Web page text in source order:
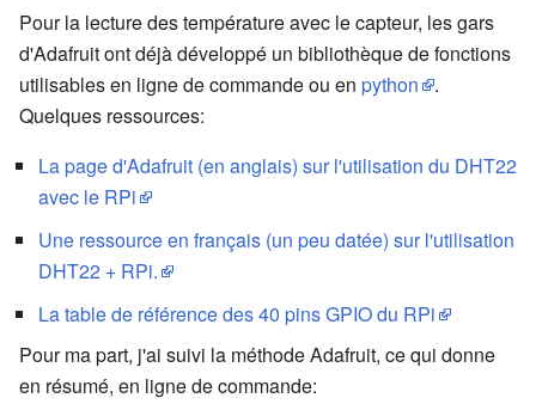
Pour la lecture des température avec le capteur, les gars
d'Adafruit ont déjà développé un bibliothèque de fonctions
utilisables en ligne de commande ou en python
.
Quelques ressources:
La page d'Adafruit (en anglais) sur l'utilisation du DHT22
avec le RPi
Une ressource en français (un peu datée) sur l'utilisation
DHT22 + RPi.
La table de référence des 40 pins GPIO du RPi
Pour ma part, j'ai suivi la méthode Adafruit, ce qui donne
en résumé, en ligne de commande: